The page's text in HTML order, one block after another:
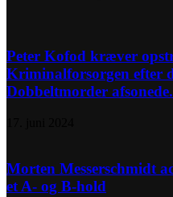
Peter Kofod kræver
Kriminalforsorgen efter
Dobbeltmorder
Morten Messerschmidt
et A- og B-hold